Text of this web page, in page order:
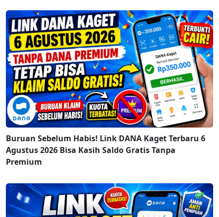
Buruan Sebelum Habis! Link DANA Kaget Terbaru 6
Agustus 2026 Bisa Kasih Saldo Gratis Tanpa
Premium